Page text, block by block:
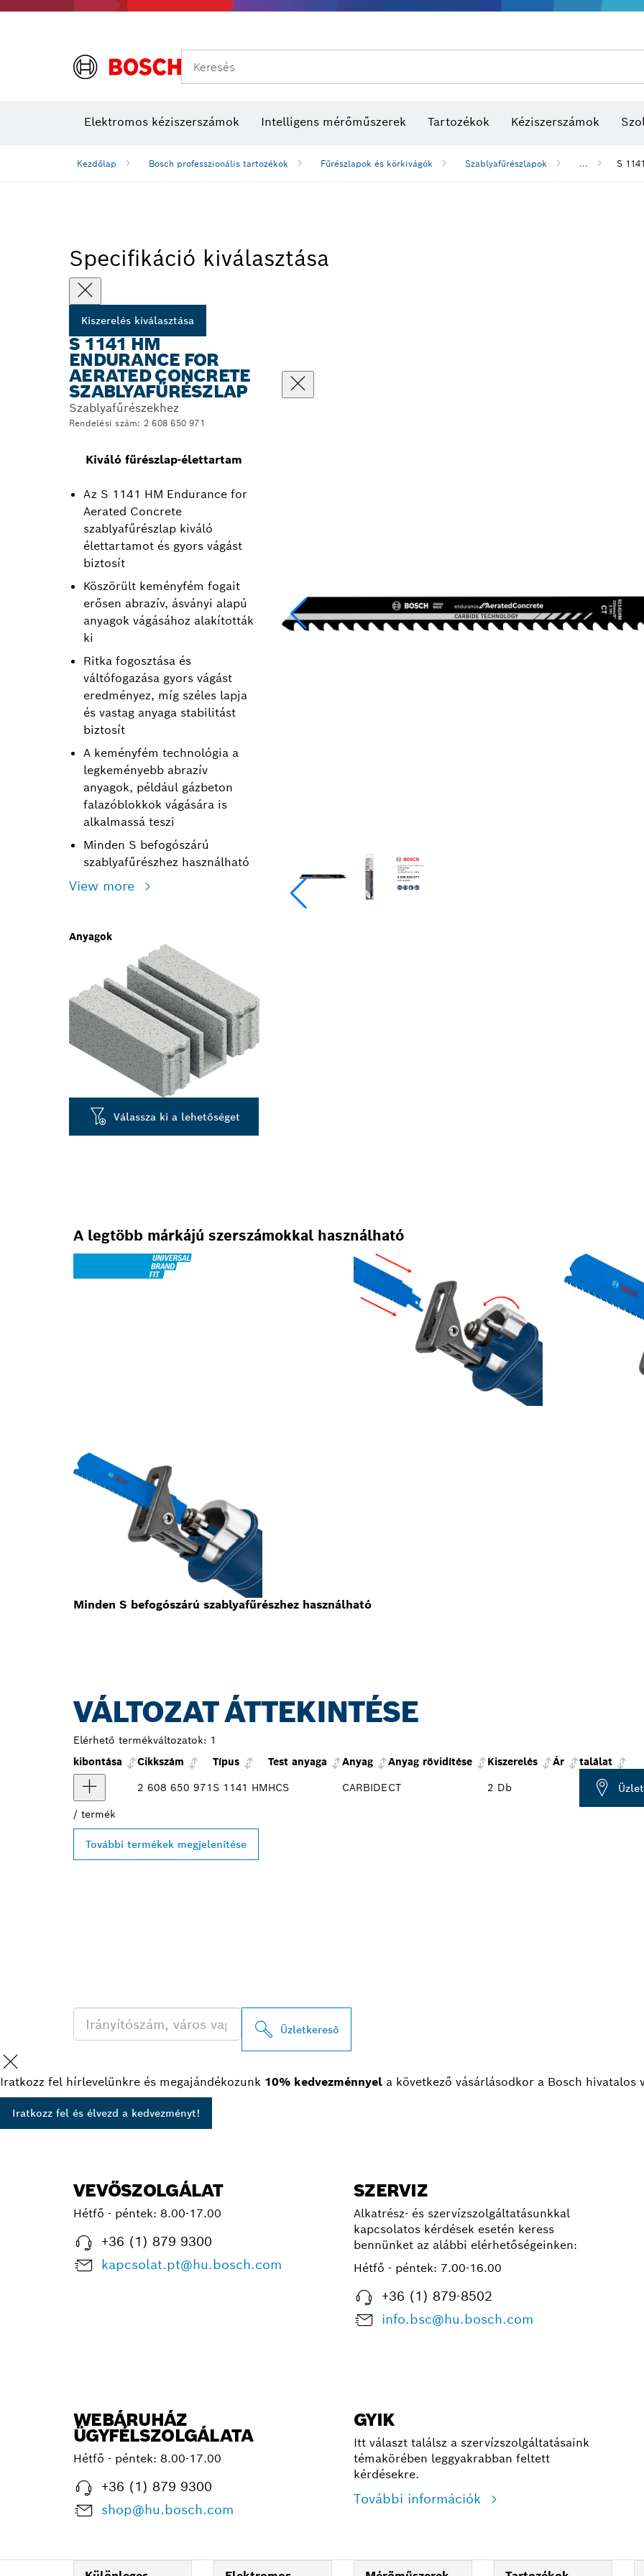
Keresés
Elektromos kéziszerszámok Intelligens mérőműszerek Tartozékok Kéziszerszámok
Kezdőlap Bosch professzionális tartozékok Fűrészlapok és körkivágók Szablyafűrészlapok ... S
Specifikáció kiválasztása
Kiszerelés kiválasztása
S 1141 HM
ENDURANCE FOR
AERATED CONCRETE
SZABLYAFŰRÉSZLAP
Szablyafűrészekhez
Rendelési szám: 2 608 650 971
Kiváló fűrészlap-élettartam
Az S 1141 HM Endurance for
Aerated Concrete
szablyafűrészlap kiváló
élettartamot és gyors vágást
biztosít
Köszörült keményfém fogait
erősen abrazív, ásványi alapú
anyagok vágásához alakították
ki
Ritka fogosztása és
váltófogazása gyors vágást
eredményez, míg széles lapja
és vastag anyaga stabilitást
biztosít
A keményfém technológia a
legkeményebb abrazív
anyagok, például gázbeton
falazóblokkok vágására is
alkalmassá teszi
Minden S befogószárú
szablyafűrészhez használható
View more
Anyagok
Válassza ki a lehetőséget
A legtöbb márkájú szerszámokkal használható
Minden S befogószárú szablyafűrészhez használható
VÁLTOZAT ÁTTEKINTÉSE
Elérhető termékváltozatok: 1
kibontása
Cikkszám Típus Test anyaga Anyag Anyag rövidítése Kiszerelés Ár
találat
2 608 650 971 S 1141 HMHCS CARBIDECT 2 Db
/ termék
További termékek megjelenítése
Üzletkereső
Iratkozz fel hírlevelünkre és megajándékozunk 10% kedvezménnyel a következő vásárlásodkor a Bosch hivatalos
Iratkozz fel és élvezd a kedvezményt!
VEVŐSZOLGÁLAT
Hétfő - péntek: 8.00-17.00
+36 (1) 879 9300
kapcsolat.pt@hu.bosch.com
SZERVIZ
Alkatrész- és szervízszolgáltatásunkkal
kapcsolatos kérdések esetén keress
bennünket az alábbi elérhetőségeinken:
Hétfő - péntek: 7.00-16.00
+36 (1) 879-8502
info.bsc@hu.bosch.com
WEBÁRUHÁZ
ÜGYFÉLSZOLGÁLATA
Hétfő - péntek: 8.00-17.00
+36 (1) 879 9300
shop@hu.bosch.com
GYIK
Itt választ találsz a szervízszolgáltatásaink
témakörében leggyakrabban feltett
kérdésekre.
További információk